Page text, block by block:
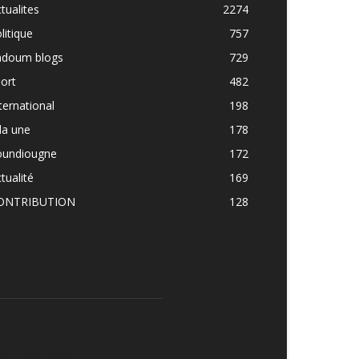
2274
757
blogs
729
482
198
une
178
172
169
128